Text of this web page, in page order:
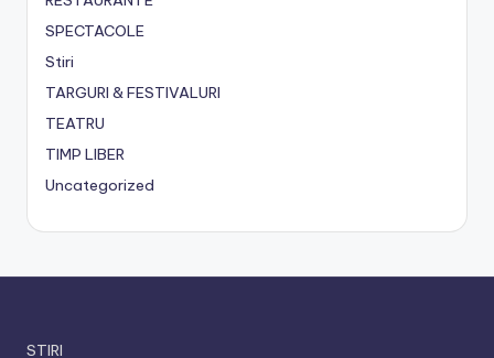
SPECTACOLE
Stiri
TARGURI & FESTIVALURI
TEATRU
TIMP LIBER
Uncategorized
STIRI